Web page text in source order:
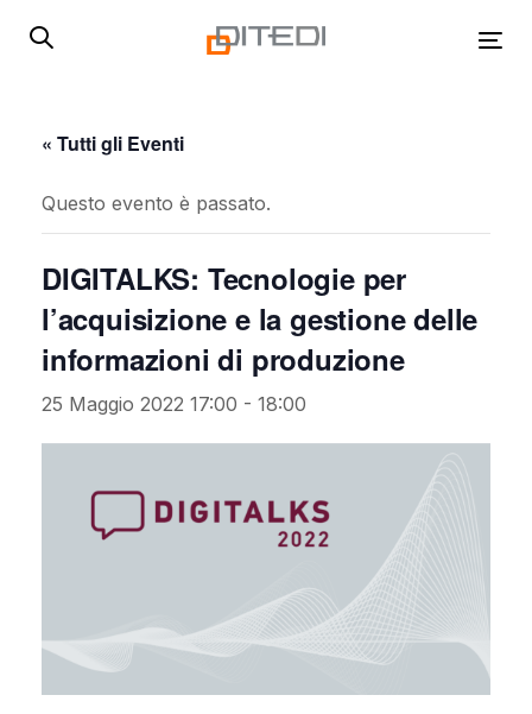
links
content
« Tutti gli Eventi
Questo evento è passato.
DIGITALKS: Tecnologie per
l’acquisizione e la gestione delle
informazioni di produzione
25 Maggio 2022 17:00 - 18:00